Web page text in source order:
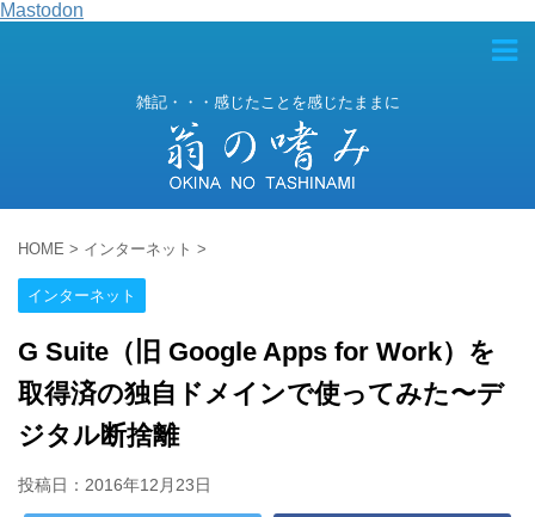
Mastodon
雑記・・・感じたことを感じたままに
HOME > インターネット >
インターネット
G Suite（旧 Google Apps for Work）を
取得済の独自ドメインで使ってみた〜デ
ジタル断捨離
投稿日： 2016年12月23日